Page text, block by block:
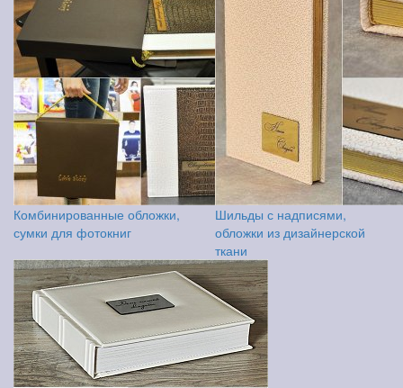
Комбинированные обложки,
сумки для фотокниг
Шильды с надписями,
обложки из дизайнерской
ткани